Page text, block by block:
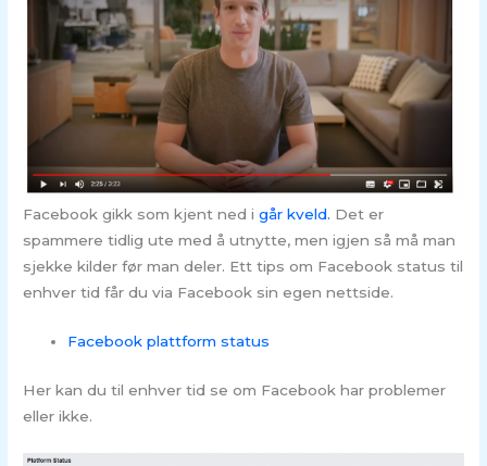
Facebook gikk som kjent ned igår kveld. Det er
spammere tidlig ute med å utnytte, men igjen så må man
sjekke kilder før man deler. Ett tips om Facebook status til
enhver tid får du via Facebook sin egen nettside.
Facebook plattform status
Her kan du til enhver tid se om Facebook har problemer
eller ikke.